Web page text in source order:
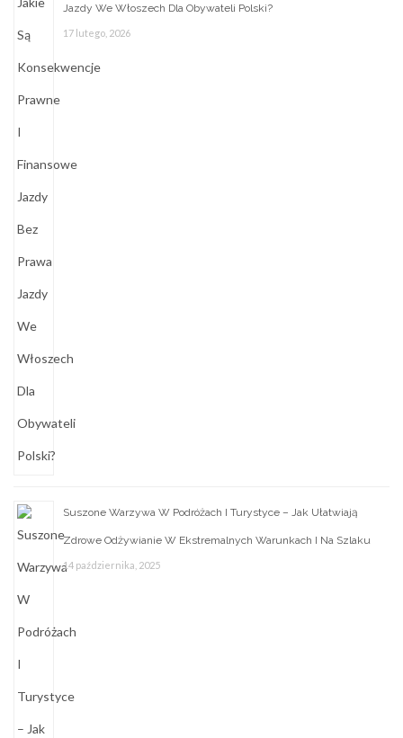
Jazdy We Włoszech Dla Obywateli Polski?
17 lutego, 2026
Suszone Warzywa W Podróżach I Turystyce – Jak Ułatwiają
Zdrowe Odżywianie W Ekstremalnych Warunkach I Na Szlaku
14 października, 2025